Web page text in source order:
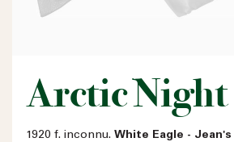
Arctic Night
1920 f. inconnu. White Eagle - Jean's